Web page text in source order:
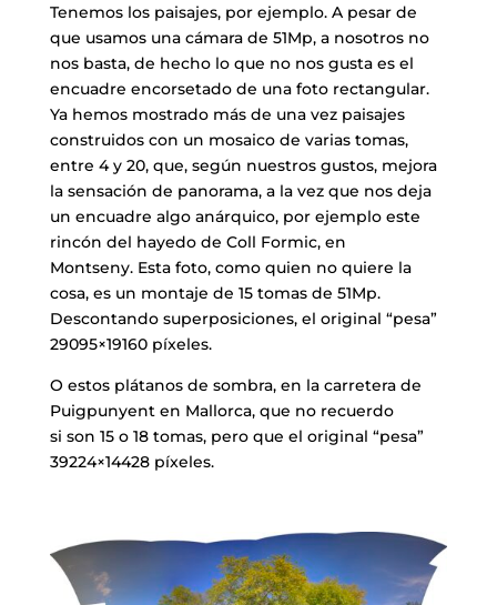
​Tenemos los paisajes, por ejemplo. A pesar de
que usamos una cámara de 51Mp, a nosotros no
nos basta, de hecho lo que no nos gusta es el
encuadre encorsetado de una foto rectangular.
Ya hemos mostrado más de una vez paisajes
construidos con un mosaico de varias tomas,
entre 4 y 20, que, según nuestros gustos, mejora
la sensación de panorama, a la vez que nos deja
un encuadre algo anárquico, por ejemplo este
rincón del hayedo de Coll Formic, en
Montseny. Esta foto, como quien no quiere la
cosa, es un montaje de 15 tomas de 51Mp.
Descontando superposiciones, el original “pesa”
29095×19160 píxeles.
O estos plátanos de sombra, en la carretera de
Puigpunyent en Mallorca, que no recuerdo
si son 15 o 18 tomas, pero que el original “pesa”
39224×14428 píxeles.